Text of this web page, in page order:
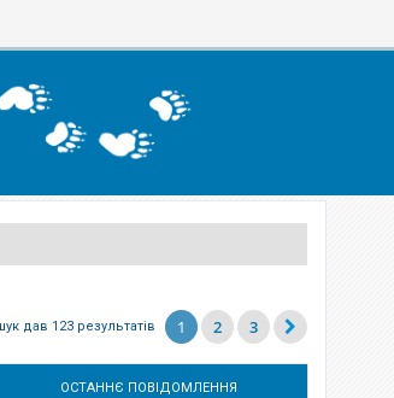
дав 123 результатів 1 2 3
ОСТАННЄ ПОВІДОМЛЕННЯ